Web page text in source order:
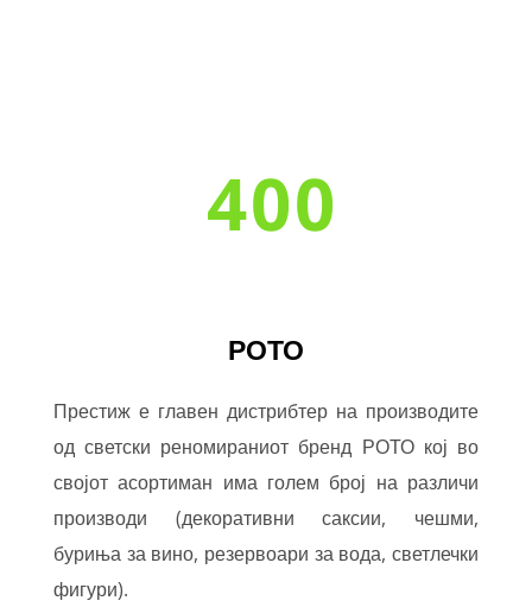
400
РОТО
Престиж е главен дистрибтер на производите
од светски реномираниот бренд РОТО кој во
својот асортиман има голем број на различи
производи (декоративни саксии, чешми,
буриња за вино, резервоари за вода, светлечки
фигури).